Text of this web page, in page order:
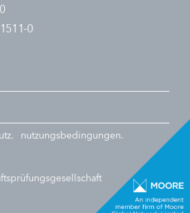
0
nutzungsbedingungen.